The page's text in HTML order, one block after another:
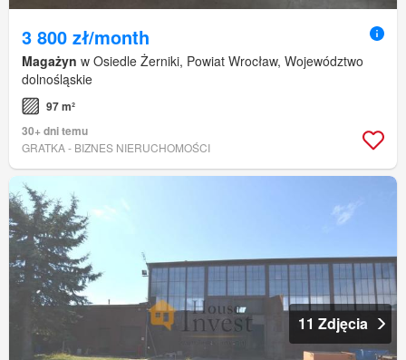
3 800 zł/month
Magażyn w Osiedle Żerniki, Powiat Wrocław, Województwo
dolnośląskie
97 m²
30+ dni temu
GRATKA - BIZNES NIERUCHOMOŚCI
11 Zdjęcia